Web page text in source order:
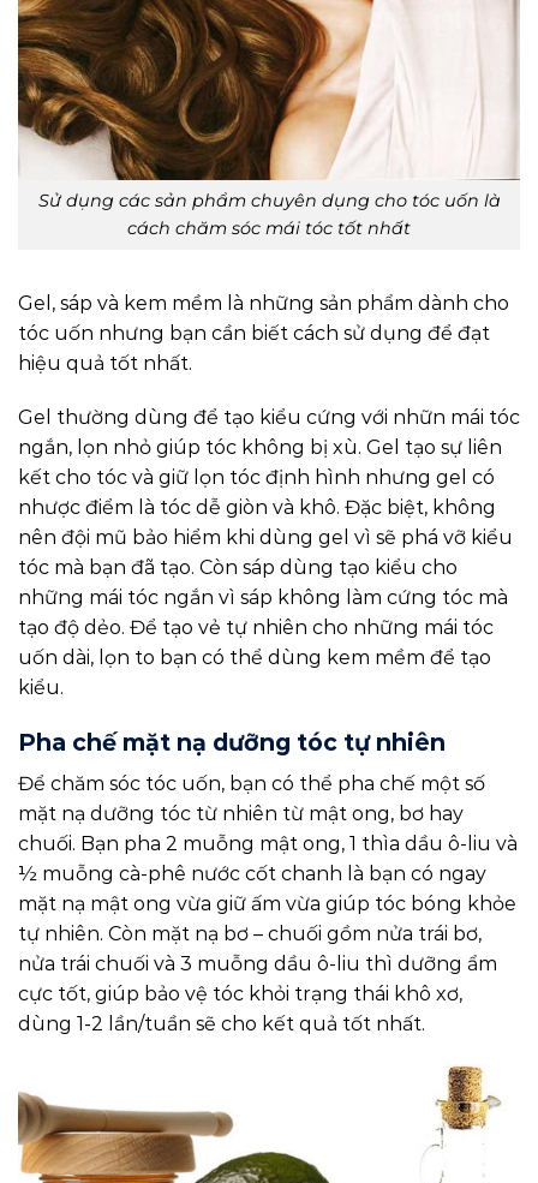
Sử dụng các sản phẩm chuyên dụng cho tóc uốn là
cách chăm sóc mái tóc tốt nhất
Gel, sáp và kem mềm là những sản phẩm dành cho
tóc uốn nhưng bạn cần biết cách sử dụng để đạt
hiệu quả tốt nhất.
Gel thường dùng để tạo kiểu cứng với nhữn mái tóc
ngắn, lọn nhỏ giúp tóc không bị xù. Gel tạo sự liên
kết cho tóc và giữ lọn tóc định hình nhưng gel có
nhược điểm là tóc dễ giòn và khô. Đặc biệt, không
nên đội mũ bảo hiểm khi dùng gel vì sẽ phá vỡ kiểu
tóc mà bạn đã tạo. Còn sáp dùng tạo kiểu cho
những mái tóc ngắn vì sáp không làm cứng tóc mà
tạo độ dẻo. Để tạo vẻ tự nhiên cho những mái tóc
uốn dài, lọn to bạn có thể dùng kem mềm để tạo
kiểu.
Pha chế mặt nạ dưỡng tóc tự nhiên
Để chăm sóc tóc uốn, bạn có thể pha chế một số
mặt nạ dưỡng tóc từ nhiên từ mật ong, bơ hay
chuối. Bạn pha 2 muỗng mật ong, 1 thìa dầu ô-liu và
½ muỗng cà-phê nước cốt chanh là bạn có ngay
mặt nạ mật ong vừa giữ ấm vừa giúp tóc bóng khỏe
tự nhiên. Còn mặt nạ bơ – chuối gồm nửa trái bơ,
nửa trái chuối và 3 muỗng dầu ô-liu thì dưỡng ẩm
cực tốt, giúp bảo vệ tóc khỏi trạng thái khô xơ,
dùng 1-2 lần/tuần sẽ cho kết quả tốt nhất.